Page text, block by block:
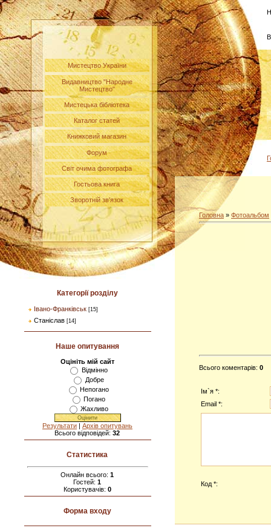
Мистецтво України
Видавництво "Народне
Мистецтво"
Мистецька бібліотека
Каталог статей
Книжковий магазин
Форум
Світ очима фотографа
Гостьова книга
Зворотній зв'язок
Категорії розділу
Івано-Франківськ [15]
Станіслав [14]
Наше опитування
Оцініть мій сайт
Відмінно
Добре
Непогано
Погано
Жахливо
Результати | Архів опитувань
Всього відповідей:32
Статистика
Онлайн всього:1
Гостей:1
Користувачів: 0
Форма входу
Головна » Фотоальбом
Всього коментарів: 0
Ім`я *:
Email *:
Код *: